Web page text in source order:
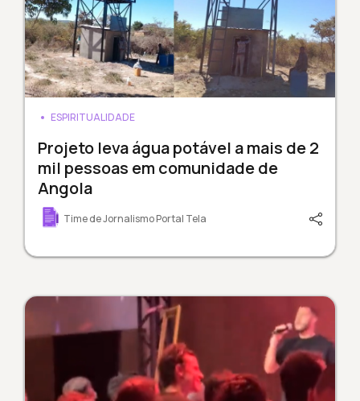
ESPIRITUALIDADE
Projeto leva água potável a mais de 2
mil pessoas em comunidade de
Angola
Time de Jornalismo Portal Tela